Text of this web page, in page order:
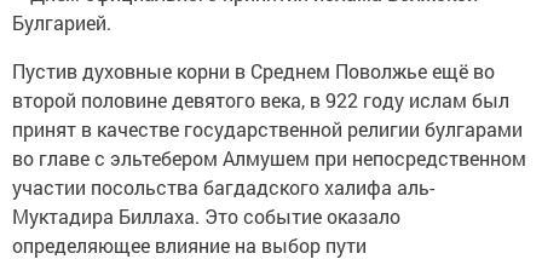
Булгарией.
Пустив духовные корни в Среднем Поволжье ещё во
второй половине девятого века, в 922 году ислам был
принят в качестве государственной религии булгарами
во главе с эльтебером Алмушем при непосредственном
участии посольства багдадского халифа аль-
Муктадира Биллаха. Это событие оказало
определяющее влияние на выбор пути